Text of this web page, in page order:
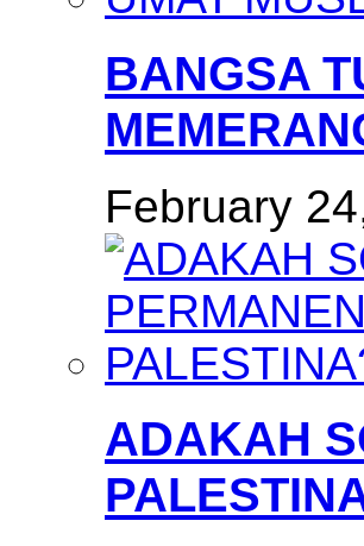
BANGSA
February
ADAKAH